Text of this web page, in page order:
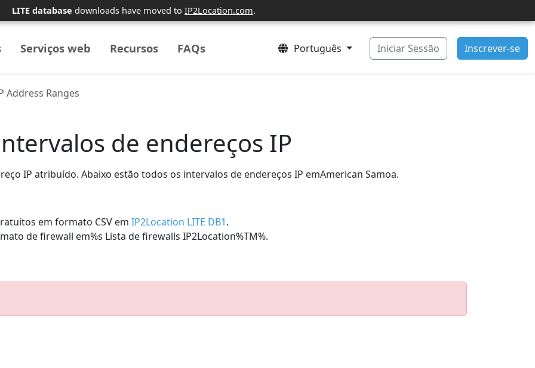
LITE database downloads have moved to IP2Location.com.
Serviços web Recursos FAQs Português Iniciar Sessão Inscrever-se
Address Ranges
de endereços IP
IP atribuído. Abaixo estão todos os intervalos de endereços IP emAmerican Samoa.
em formato CSV em IP2Location LITE DB1.
de firewall em%s Lista de firewalls IP2Location%TM%.